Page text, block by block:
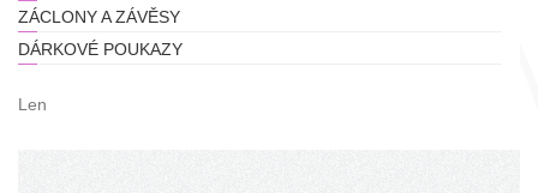
ZÁCLONY A ZÁVĚSY
DÁRKOVÉ POUKAZY
Len